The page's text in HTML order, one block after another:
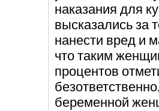
наказания для
высказались за
нанести вред и
что таким
процентов
беременной